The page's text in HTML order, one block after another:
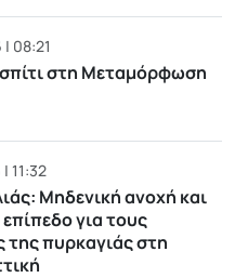
08:21
στη Μεταμόρφωση
11:32
Μηδενική ανοχή και
για τους
της πυρκαγιάς στη